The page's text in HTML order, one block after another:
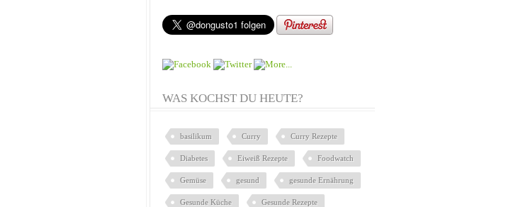
WAS KOCHST DU HEUTE?
basilikum Curry Curry Rezepte
Diabetes Eiweiß Rezepte Foodwatch
Gemüse gesund gesunde Ernährung
Gesunde Küche Gesunde Rezepte